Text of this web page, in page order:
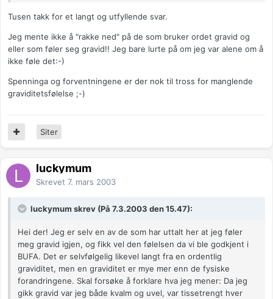
Tusen takk for et langt og utfyllende svar.
Jeg mente ikke å "rakke ned" på de som bruker ordet gravid og
eller som føler seg gravid!! Jeg bare lurte på om jeg var alene om å
ikke føle det:-)
Spenninga og forventningene er der nok til tross for manglende
graviditetsfølelse ;-)
Siter
luckymum
Skrevet 7. mars 2003
luckymum skrev (På 7.3.2003 den 15.47):
Hei der! Jeg er selv en av de som har uttalt her at jeg føler
meg gravid igjen, og fikk vel den følelsen da vi ble godkjent i
BUFA. Det er selvfølgelig likevel langt fra en ordentlig
graviditet, men en graviditet er mye mer enn de fysiske
forandringene. Skal forsøke å forklare hva jeg mener: Da jeg
gikk gravid var jeg både kvalm og uvel, var tissetrengt hver